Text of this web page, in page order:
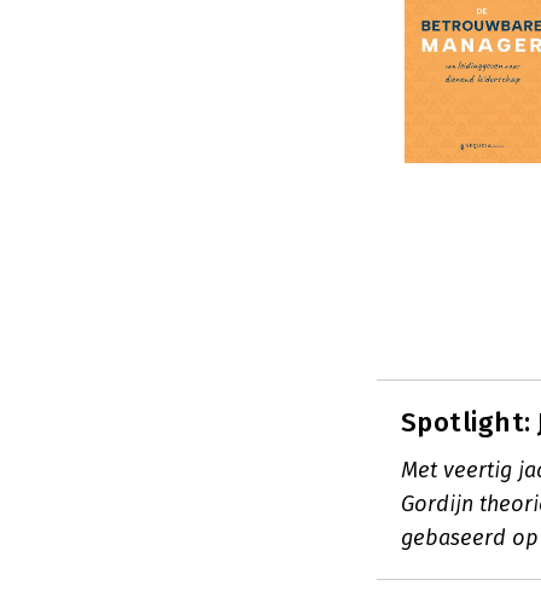
Spotlight:
Met veertig
Gordijn
gebaseerd